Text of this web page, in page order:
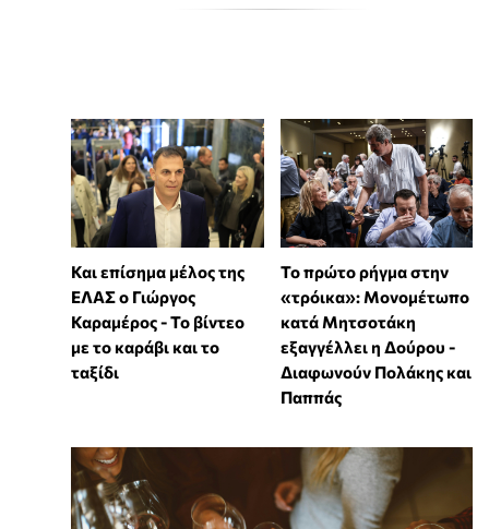
Και επίσημα μέλος της
ΕΛΑΣ ο Γιώργος
Καραμέρος - Το βίντεο
με το καράβι και το
ταξίδι
Το πρώτο ρήγμα στην
«τρόικα»: Μονομέτωπο
κατά Μητσοτάκη
εξαγγέλλει η Δούρου -
Διαφωνούν Πολάκης και
Παππάς